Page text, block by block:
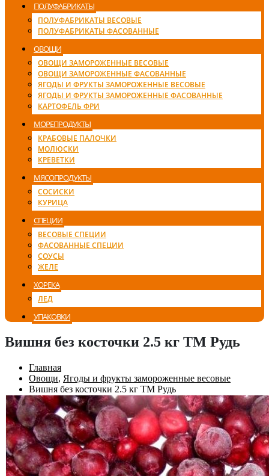
ПОЛУФАБРИКАТЫ
ПОЛУФАБРИКАТЫ ВЕСОВЫЕ
ПОЛУФАБРИКАТЫ ФАСОВАННЫЕ
ОВОЩИ
ОВОЩИ ЗАМОРОЖЕННЫЕ ВЕСОВЫЕ
ОВОЩИ ЗАМОРОЖЕННЫЕ ФАСОВАННЫЕ
ЯГОДЫ И ФРУКТЫ ЗАМОРОЖЕННЫЕ ВЕСОВЫЕ
ЯГОДЫ И ФРУКТЫ ЗАМОРОЖЕННЫЕ ФАСОВАННЫЕ
КАРТОФЕЛЬ ФРИ
МОРЕПРОДУКТЫ
КРАБОВЫЕ ПАЛОЧКИ
МОЛЮСКИ
КРЕВЕТКИ
МЯСОПРОДУКТЫ
СОСИСКИ
КУРИЦА
СПЕЦИИ
ВЕСОВЫЕ СПЕЦИИ
ФАСОВАННЫЕ СПЕЦИИ
СОУСЫ
ЖЕЛЕ
ХОРЕКА
ЛЕД
УПАКОВКИ
Вишня без косточки 2.5 кг ТМ Рудь
Главная
Овощи, Ягоды и фрукты замороженные весовые
Вишня без косточки 2.5 кг ТМ Рудь